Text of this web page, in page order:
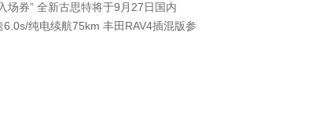
场券” 全新古思特将于9月27日国内
6.0s/纯电续航75km 丰田RAV4插混版参